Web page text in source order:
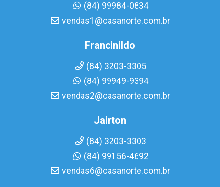
(84) 99984-0834
vendas1@casanorte.com.br
Francinildo
(84) 3203-3305
(84) 99949-9394
vendas2@casanorte.com.br
Jairton
(84) 3203-3303
(84) 99156-4692
vendas6@casanorte.com.br